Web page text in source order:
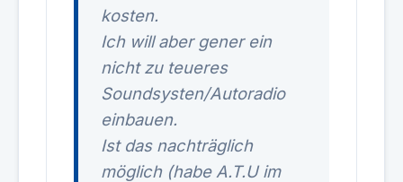
kosten.
Ich will aber gener ein
nicht zu teueres
Soundsysten/Autoradio
einbauen.
Ist das nachträglich
möglich (habe A.T.U im